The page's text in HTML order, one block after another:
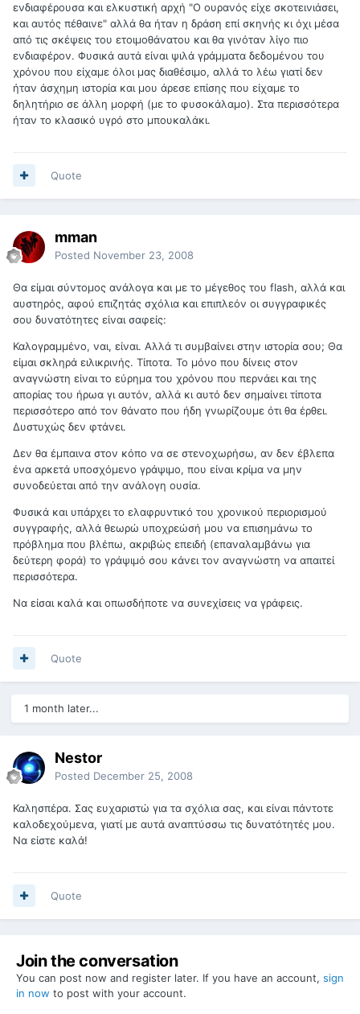
ενδιαφέρουσα και ελκυστική αρχή "Ο ουρανός είχε σκοτεινιάσει,
και αυτός πέθαινε" αλλά θα ήταν η δράση επί σκηνής κι όχι μέσα
από τις σκέψεις του ετοιμοθάνατου και θα γινόταν λίγο πιο
ενδιαφέρον. Φυσικά αυτά είναι ψιλά γράμματα δεδομένου του
χρόνου που είχαμε όλοι μας διαθέσιμο, αλλά το λέω γιατί δεν
ήταν άσχημη ιστορία και μου άρεσε επίσης που είχαμε το
δηλητήριο σε άλλη μορφή (με το φυσοκάλαμο). Στα περισσότερα
ήταν το κλασικό υγρό στο μπουκαλάκι.
Quote
mman
Posted November 23, 2008
Θα είμαι σύντομος ανάλογα και με το μέγεθος του flash, αλλά και
αυστηρός, αφού επιζητάς σχόλια και επιπλεόν οι συγγραφικές
σου δυνατότητες είναι σαφείς:
Καλογραμμένο, ναι, είναι. Αλλά τι συμβαίνει στην ιστορία σου; Θα
είμαι σκληρά ειλικρινής. Τίποτα. Το μόνο που δίνεις στον
αναγνώστη είναι το εύρημα του χρόνου που περνάει και της
απορίας του ήρωα γι αυτόν, αλλά κι αυτό δεν σημαίνει τίποτα
περισσότερο από τον θάνατο που ήδη γνωρίζουμε ότι θα έρθει.
Δυστυχώς δεν φτάνει.
Δεν θα έμπαινα στον κόπο να σε στενοχωρήσω, αν δεν έβλεπα
ένα αρκετά υποσχόμενο γράψιμο, που είναι κρίμα να μην
συνοδεύεται από την ανάλογη ουσία.
Φυσικά και υπάρχει το ελαφρυντικό του χρονικού περιορισμού
συγγραφής, αλλά θεωρώ υποχρεώσή μου να επισημάνω το
πρόβλημα που βλέπω, ακριβώς επειδή (επαναλαμβάνω για
δεύτερη φορά) το γράψιμό σου κάνει τον αναγνώστη να απαιτεί
περισσότερα.
Να είσαι καλά και οπωσδήποτε να συνεχίσεις να γράφεις.
Quote
1 month later...
Nestor
Posted December 25, 2008
Καλησπέρα. Σας ευχαριστώ για τα σχόλια σας, και είναι πάντοτε
καλοδεχούμενα, γιατί με αυτά αναπτύσσω τις δυνατότητές μου.
Να είστε καλά!
Quote
Join the conversation
You can post now and register later. If you have an account, sign
in now to post with your account.